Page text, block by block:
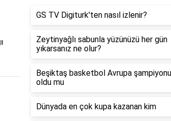
GS TV Digiturk'ten nasıl izlenir?
Zeytinyağlı sabunla yüzünüzü her gün
yıkarsanız ne olur?
Beşiktaş basketbol Avrupa şampiyonu
oldu mu
Dünyada en çok kupa kazanan kim